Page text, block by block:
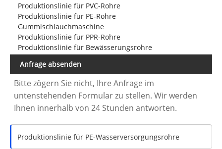
Produktionslinie für PVC-Rohre
Produktionslinie für PE-Rohre
Gummischlauchmaschine
Produktionslinie für PPR-Rohre
Produktionslinie für Bewässerungsrohre
Anfrage absenden
Bitte zögern Sie nicht, Ihre Anfrage im
untenstehenden Formular zu stellen. Wir werden
Ihnen innerhalb von 24 Stunden antworten.